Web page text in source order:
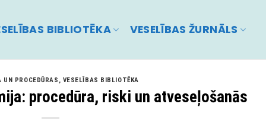
BIBLIOTĒKA VESELĪBAS ŽURNĀLS
UN PROCEDŪRAS , VESELĪBAS BIBLIOTĒKA
procedūra, riski un atveseļošanās